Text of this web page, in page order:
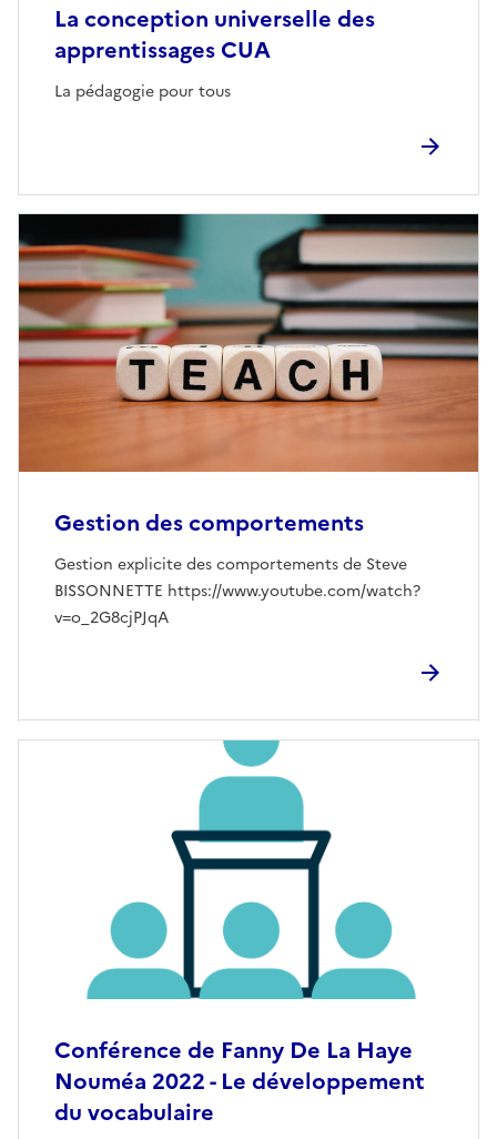
La conception universelle des
apprentissages CUA
La pédagogie pour tous
Gestion des comportements
Gestion explicite des comportements de Steve
BISSONNETTE https://www.youtube.com/watch?
v=o_2G8cjPJqA
Conférence de Fanny De La Haye
Nouméa 2022 - Le développement
du vocabulaire